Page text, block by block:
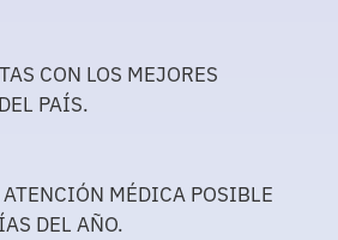
CON LOS MEJORES
PAÍS.
MÉDICA POSIBLE
DEL AÑO.